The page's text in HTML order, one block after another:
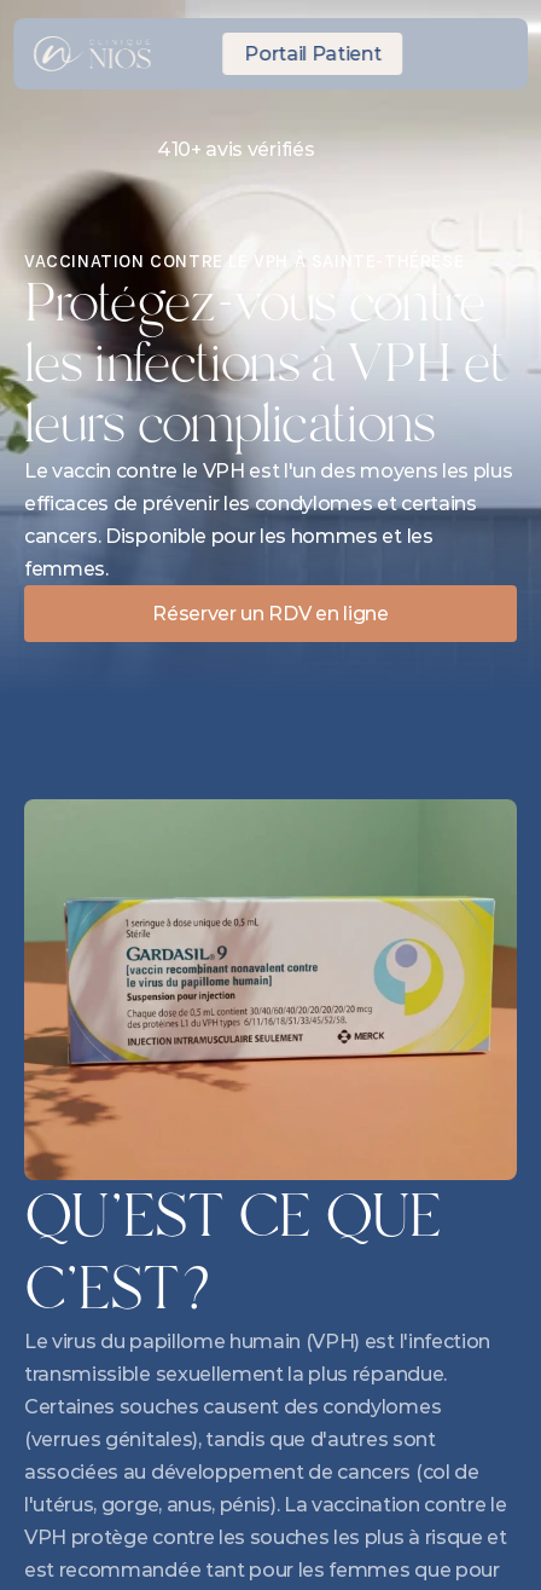
Portail Patient
410+ avis vérifiés
RDV Express même journée
10 minutes de Laval
VACCINATION CONTRE LE VPH À SAINTE-THÉRÈSE
Protégez-vous contre
les infections à VPH et
leurs complications
Le vaccin contre le VPH est l'un des moyens les plus
efficaces de prévenir les condylomes et certains
cancers. Disponible pour les hommes et les
femmes.
Réserver un RDV en ligne
QU'EST CE QUE
C'EST?
Le virus du papillome humain (VPH) est l'infection
transmissible sexuellement la plus répandue.
Certaines souches causent des condylomes
(verrues génitales), tandis que d'autres sont
associées au développement de cancers (col de
l'utérus, gorge, anus, pénis). La vaccination contre le
VPH protège contre les souches les plus à risque et
est recommandée tant pour les femmes que pour